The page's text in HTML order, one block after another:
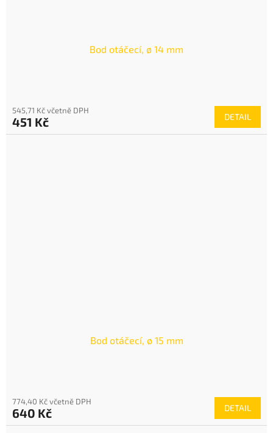
Bod otáčecí, ø 14 mm
545,71 Kč včetně DPH
451 Kč DETAIL
Bod otáčecí, ø 15 mm
774,40 Kč včetně DPH
640 Kč DETAIL